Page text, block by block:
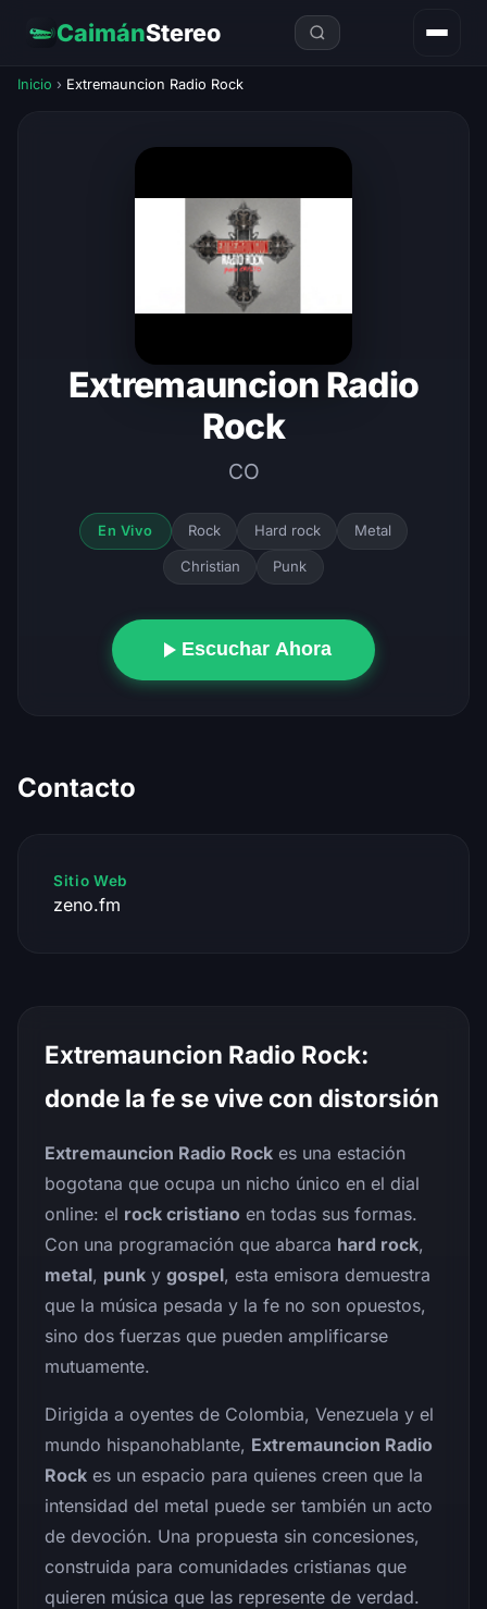
CaimánStereo
Inicio › Extremauncion Radio Rock
Extremauncion Radio
Rock
CO
En Vivo Rock Hard rock Metal
Christian Punk
Escuchar Ahora
Contacto
Sitio Web
zeno.fm
Extremauncion Radio Rock:
donde la fe se vive con distorsión
Extremauncion Radio Rock es una estación
bogotana que ocupa un nicho único en el dial
online: el rock cristiano en todas sus formas.
Con una programación que abarca hard rock,
metal, punk y gospel, esta emisora demuestra
que la música pesada y la fe no son opuestos,
sino dos fuerzas que pueden amplificarse
mutuamente.
Dirigida a oyentes de Colombia, Venezuela y el
mundo hispanohablante, Extremauncion Radio
Rock es un espacio para quienes creen que la
intensidad del metal puede ser también un acto
de devoción. Una propuesta sin concesiones,
construida para comunidades cristianas que
quieren música que las represente de verdad.